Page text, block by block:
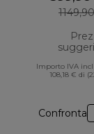
Importo IVA
108,18 € di
Confronta